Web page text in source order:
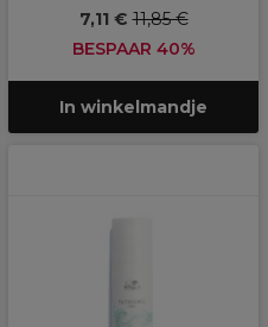
7,11 €11,85 €
BESPAAR 40%
In winkelmandje